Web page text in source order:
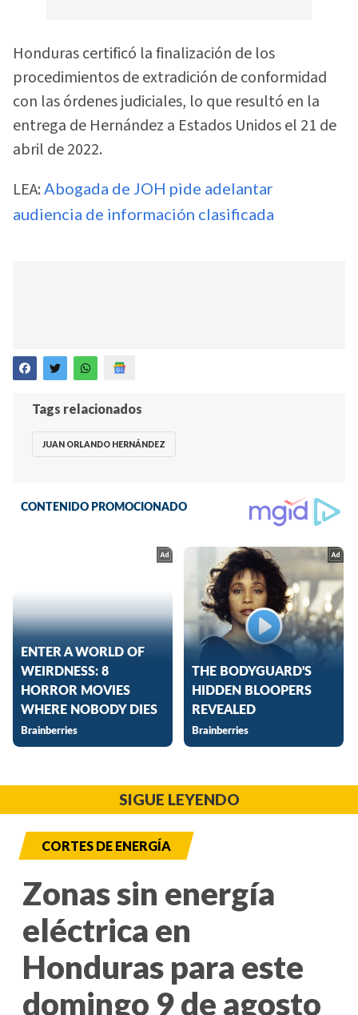
Honduras certificó la finalización de los
procedimientos de extradición de conformidad
con las órdenes judiciales, lo que resultó en la
entrega de Hernández a Estados Unidos el 21 de
abril de 2022.
LEA: Abogada de JOH pide adelantar
audiencia de información clasificada
Tags relacionados
JUAN ORLANDO HERNÁNDEZ
SIGUE LEYENDO
CORTES DE ENERGÍA
Zonas sin energía
eléctrica en
Honduras para este
domingo 9 de agosto